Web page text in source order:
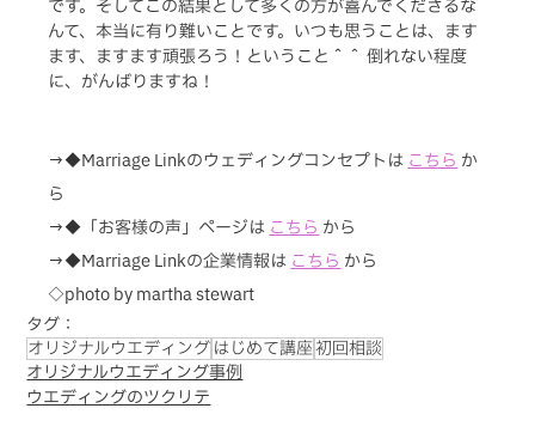
です。そしてこの結果として多くの方が喜んでくださるな
んて、本当に有り難いことです。いつも思うことは、ます
ます、ますます頑張ろう！ということ＾＾ 倒れない程度
に、がんばりますね！
→◆Marriage Linkのウェディングコンセプトはこちらか
ら
→◆「お客様の声」ページは こちらから
→◆Marriage Linkの企業情報は こちら から
◇photo by martha stewart
タグ：
オリジナルウエディングはじめて講座初回相談
オリジナルウエディング事例
ウエディングのツクリテ